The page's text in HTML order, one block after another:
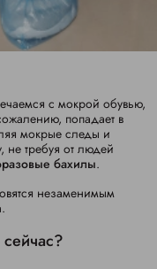
с мокрой обувью,
попадает в
мокрые следы и
не требуя от людей
бахилы.
незаменимым